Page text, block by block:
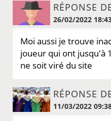
RÉPONSE
26/02/2022
Moi aussi je trouve
joueur qui ont jusqu'à
ne soit viré du site
RÉPONSE
11/03/2022